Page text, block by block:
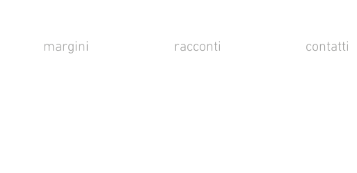
margini racconti contatti